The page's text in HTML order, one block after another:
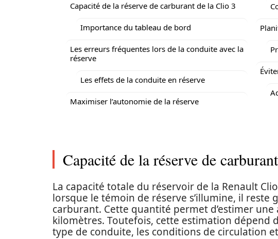
Capacité de la réserve de carburant de la Clio 3
Importance du tableau de bord
Les erreurs fréquentes lors de la conduite avec la
réserve
Les effets de la conduite en réserve
Maximiser l’autonomie de la réserve
Capacité de la réserve de
La capacité totale du réservoir de la Renault
lorsque le témoin de réserve s’illumine, il reste
carburant. Cette quantité permet d’estimer
kilomètres. Toutefois, cette estimation dépend
type de conduite, les conditions de circulation